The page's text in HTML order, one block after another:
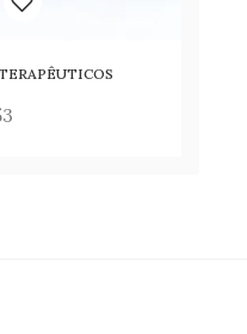
Adicionar
para